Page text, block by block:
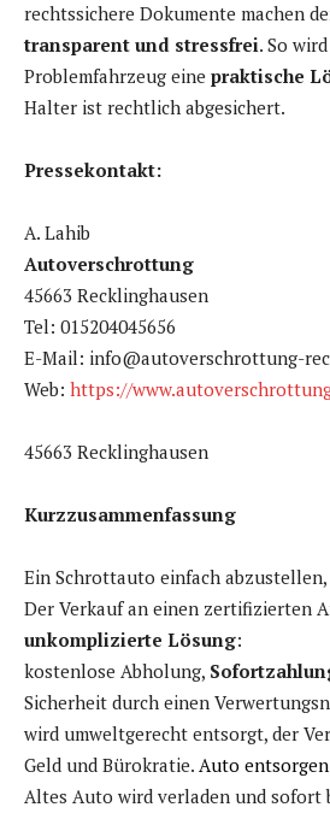
rechtssichere Dokumente machen
transparent und stressfrei. So
Problemfahrzeug eine praktische
Halter ist rechtlich abgesichert.
Pressekontakt:
A. Lahib
Autoverschrottung
45663 Recklinghausen
Tel: 015204045656
E-Mail: info@autoverschrottung-
Web: https://
45663 Recklinghausen
Kurzzusammenfassung
Ein Schrottauto einfach
Der Verkauf an einen zertifizierten
unkomplizierte Lösung:
kostenlose Abholung,
Sicherheit durch einen
wird umweltgerecht entsorgt, der
Geld und Bürokratie. Auto entsorgen
Altes Auto wird verladen und sofort